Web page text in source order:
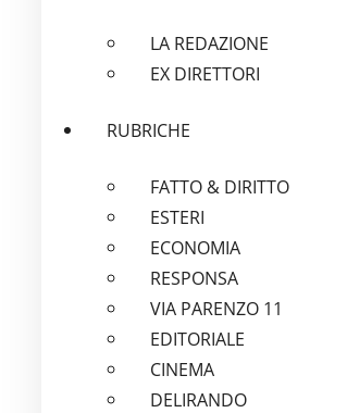
LA REDAZIONE
EX DIRETTORI
RUBRICHE
FATTO & DIRITTO
ESTERI
ECONOMIA
RESPONSA
VIA PARENZO 11
EDITORIALE
CINEMA
DELIRANDO